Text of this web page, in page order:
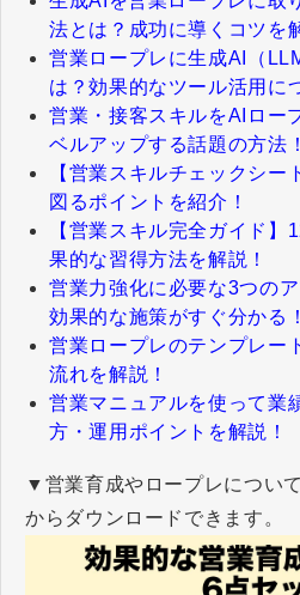
法とは？成功に導くコツを
営業ロープレに生成AI（
は？効果的なツール活用に
営業・接客スキルをAIロー
ベルアップする話題の方法！
【営業スキルチェックシー
図るポイントを紹介！
【営業スキル完全ガイド
果的な習得方法を解説！
営業力強化に必要な3つの
効果的な施策がすぐ分かる！
営業ロープレのテンプレー
流れを解説！
営業マニュアルを使って業
方・運用ポイントを解説！
▼営業育成やロープレについ
からダウンロードできます。